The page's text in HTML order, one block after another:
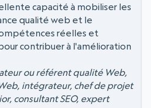
capacité à mobiliser les
qualité web et le
réelles et
contribuer à l'amélioration
ou référent qualité Web,
intégrateur, chef de projet
consultant SEO, expert